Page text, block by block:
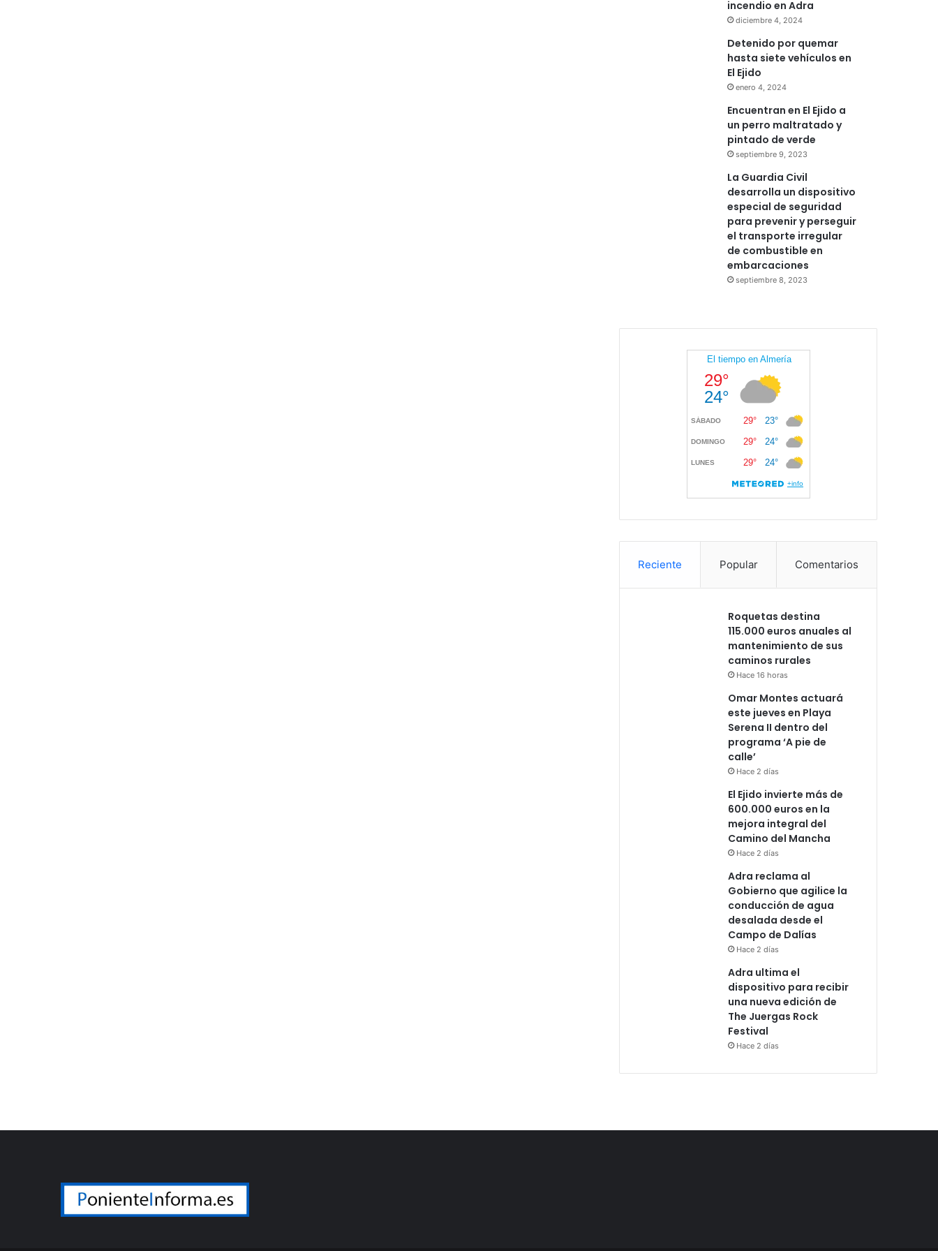
incendio en Adra
diciembre 4, 2024
Detenido por quemar
hasta siete vehículos en
El Ejido
enero 4, 2024
Encuentran en El Ejido a
un perro maltratado y
pintado de verde
septiembre 9, 2023
La Guardia Civil
desarrolla un dispositivo
especial de seguridad
para prevenir y perseguir
el transporte irregular
de combustible en
embarcaciones
septiembre 8, 2023
Reciente Popular Comentarios
Roquetas destina
115.000 euros anuales al
mantenimiento de sus
caminos rurales
Hace 16 horas
Omar Montes actuará
este jueves en Playa
Serena II dentro del
programa ‘A pie de
calle’
Hace 2 días
El Ejido invierte más de
600.000 euros en la
mejora integral del
Camino del Mancha
Hace 2 días
Adra reclama al
Gobierno que agilice la
conducción de agua
desalada desde el
Campo de Dalías
Hace 2 días
Adra ultima el
dispositivo para recibir
una nueva edición de
The Juergas Rock
Festival
Hace 2 días